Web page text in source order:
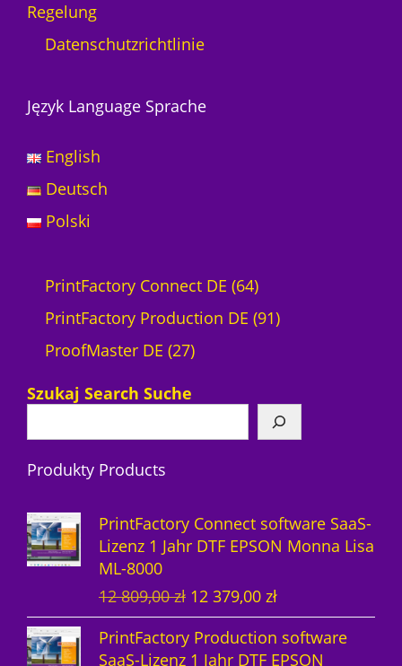
Regelung
Datenschutzrichtlinie
Język Language Sprache
English
Deutsch
Polski
PrintFactory Connect DE 646
4
d
t
PrintFactory Production DE 919
r
o
k
e
ProofMaster DE 272
r
u
t
e
Szukaj Search Suche
Produkty Products
PrintFactory Connect software SaaS-
Lizenz 1 Jahr DTF EPSON Monna Lisa
ML-8000
12 809,00zł U
r
s
12 379,00 złA
k
PrintFactory Production software
SaaS-Lizenz 1 Jahr DTF EPSON